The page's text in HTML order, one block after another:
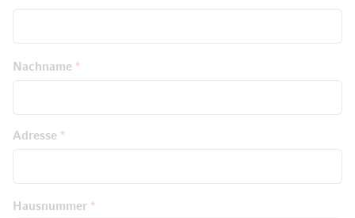
Nachname
Adresse
Hausnummer